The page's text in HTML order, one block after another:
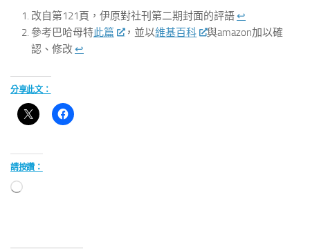
改自第121頁，伊原對社刊第二期封面的評語↩︎
參考巴哈母特此篇 ，並以維基百科
與amazon加以確
認、修改↩︎
分享此文：
請按讚：
正